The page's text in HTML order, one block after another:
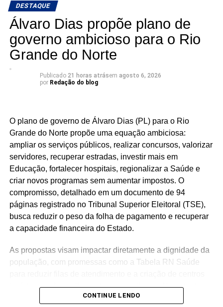
DESTAQUE
Álvaro Dias propõe plano de
governo ambicioso para o Rio
Grande do Norte
Publicado 21 horas atrásem agosto 6, 2026
por Redação do blog
O plano de governo de Álvaro Dias (PL) para o Rio
Grande do Norte propõe uma equação ambiciosa:
ampliar os serviços públicos, realizar concursos, valorizar
servidores, recuperar estradas, investir mais em
Educação, fortalecer hospitais, regionalizar a Saúde e
criar novos programas sem aumentar impostos. O
compromisso, detalhado em um documento de 94
páginas registrado no Tribunal Superior Eleitoral (TSE),
busca reduzir o peso da folha de pagamento e recuperar
a capacidade financeira do Estado.
As propostas visam impactar diretamente a dignidade da
população, com promessas como a Tabela RN Saúde
logísticos e de acolhimento para mulheres. No entanto, o
diagnóstico financeiro do próprio plano revela um cenário
CONTINUE LENDO